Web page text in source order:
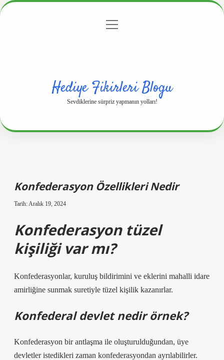
Gizlilik Politikası
menüyü
Hediye Fikirleri Blogu
Sevdiklerine sürpriz yapmanın yolları!
Konfederasyon Özellikleri Nedir
Tarih: Aralık 19, 2024
Konfederasyon tüzel
kişiliği var mı?
Konfederasyonlar, kuruluş bildirimini ve eklerini mahalli idare
amirliğine sunmak suretiyle tüzel kişilik kazanırlar.
Konfederal devlet nedir örnek?
Konfederasyon bir antlaşma ile oluşturulduğundan, üye
devletler istedikleri zaman konfederasyondan ayrılabilirler.